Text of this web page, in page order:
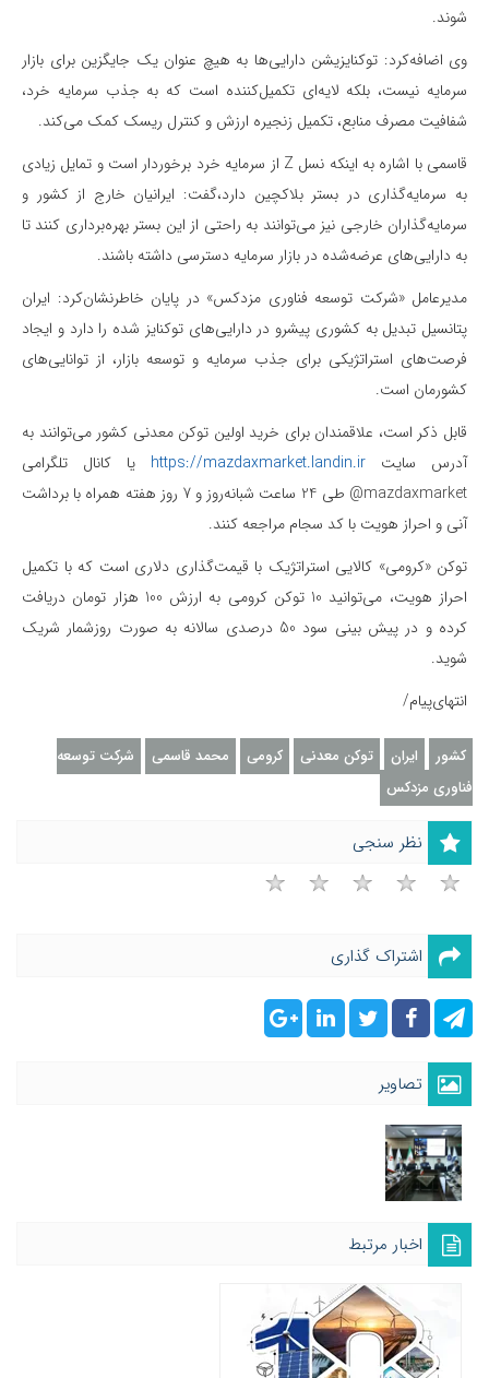
شوند.
وی اضافه‌کرد: توکنایزیشن دارایی‌ها به هیچ عنوان یک جایگزین برای بازار
سرمایه نیست، بلکه لایه‌ای تکمیل‌کننده است که به جذب سرمایه خرد،
شفافیت مصرف منابع، تکمیل زنجیره ارزش و کنترل ریسک کمک می‌کند.
قاسمی با اشاره به اینکه نسل Z از سرمایه خرد برخوردار است و تمایل زیادی
به سرمایه‌گذاری در بستر بلاکچین دارد،گفت: ایرانیان خارج از کشور و
سرمایه‌گذاران خارجی نیز می‌توانند به راحتی از این بستر بهره‌برداری کنند تا
به دارایی‌های عرضه‌شده در بازار سرمایه دسترسی داشته باشند.
مدیرعامل «شرکت توسعه فناوری مزدکس» در پایان خاطرنشان‌کرد: ایران
پتانسیل تبدیل به کشوری پیشرو در دارایی‌های توکنایز شده را دارد و ایجاد
فرصت‌های استراتژیکی برای جذب سرمایه و توسعه بازار، از توانایی‌های
کشورمان است.
قابل ذکر است، علاقمندان برای خرید اولین توکن معدنی کشور می‌توانند به
آدرس سایت https://mazdaxmarket.landin.ir یا کانال تلگرامی
mazdaxmarket@ طی 24 ساعت شبانه‌روز و 7 روز هفته همراه با برداشت
آنی و احراز هویت با کد سجام مراجعه کنند.
توکن «کرومی» کالایی استراتژیک با قیمت‌گذاری دلاری است که با تکمیل
احراز هویت، می‌توانید 10 توکن کرومی به ارزش 100 هزار تومان دریافت
کرده و در پیش بینی سود 50 درصدی سالانه به صورت روزشمار شریک
شوید.
انتهای‌پیام/
کشور ایران توکن معدنی کرومی محمد قاسمی
شرکت توسعه
فناوری مزدکس
نظر سنجی
اشتراک گذاری
تصاویر
اخبار مرتبط